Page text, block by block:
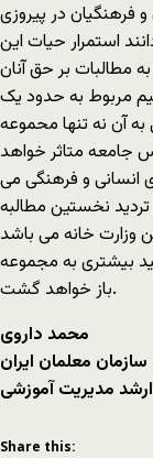
فرهنگیان در پیروزی
استمرار حیات این
مطالبات بر حق آنان
مربوط به حدود یک
آن نه تنها محموعه
جامعه متاثر خواهد
انسانی و فرهنگی می
نخستین مطالبه
وزارت خانه می باشد
بیشتری به مجموعه
باز خواهد گشت.
محمد داروی
معلمان ایران
مدیریت آموزشی
Share this: